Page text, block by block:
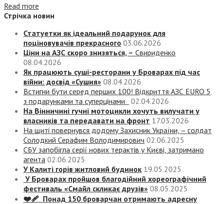
Read more
Стрічка новин
Статуетки як ідеальний подарунок для
поціновувачів прекрасного 03.06.2026
Ціни на АЗС скоро знизяться, – Свириденко
08.04.2026
Як працюють суші-ресторани у Броварах під час
війни: досвід «Сушия» 08.04.2026
Встигни бути серед перших 100! Відкриття АЗС EURO 5
з подарунками та суперцінами
02.04.2026
На Вінничині гучні мотоцикли хочуть вилучати у
власників та передавати на фронт 17.03.2026
На щиті повернувся додому Захисник України, – солдат
Солодкий Серафим Володимирович 02.06.2025
СБУ запобігла серії нових терактів у Києві, затримано
агента 02.06.2025
У Калиті горів житловий будинок 19.05.2025
У Броварах пройшов благодійний хореографічний
фестиваль «Смайл скликає друзів» 08.05.2025
❤️‍🩹 Понад 150 броварчан отримають адресну